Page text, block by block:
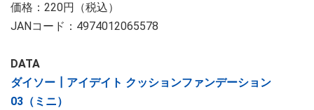
価格：220円（税込）
JANコード：4974012065578
DATA
ダイソー┃アイデイト クッションファンデーション
03（ミニ）